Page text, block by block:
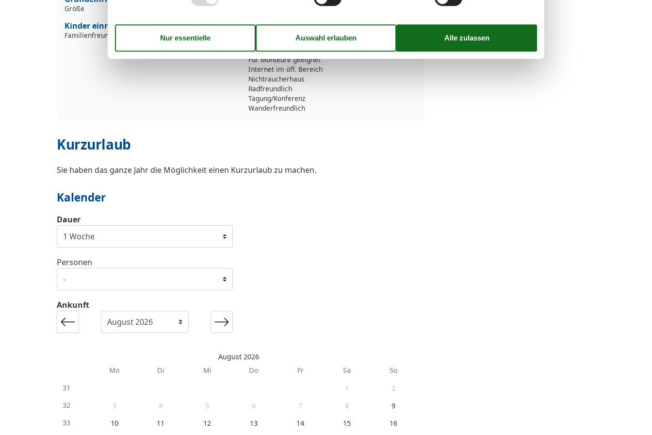
Größe
Kinder einrichtungen
Familienfreundlich
Wohn/Schlafraum komb
Zusätzliches Bad
Unterkünfte
Für Monteure geeignet
Internet im öff. Bereich
Nichtraucherhaus
Radfreundlich
Tagung/Konferenz
Wanderfreundlich
Kurzurlaub
Sie haben das ganze Jahr die Möglichkeit einen Kurzurlaub zu machen.
Kalender
Ankunft
August 2026
Mo
Di Mi Do Fr Sa
So
31
1
2
32
3 4 5 6 7 8
9
33
10 11 12 13 14 15 16
Dauer
Personen